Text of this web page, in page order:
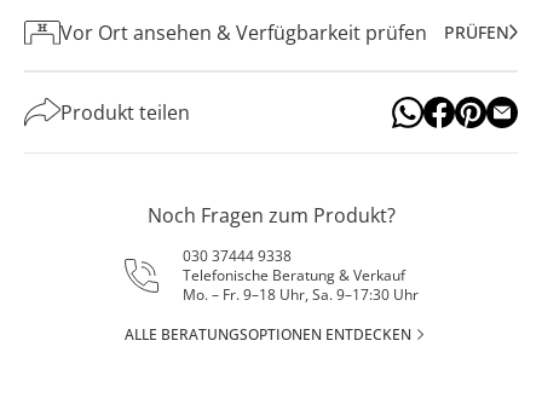
Vor Ort ansehen & Verfügbarkeit prüfen PRÜFEN
Produkt teilen
Noch Fragen zum Produkt?
030 37444 9338
Telefonische Beratung & Verkauf
Mo. – Fr. 9–18 Uhr, Sa. 9–17:30 Uhr
ALLE BERATUNGSOPTIONEN ENTDECKEN